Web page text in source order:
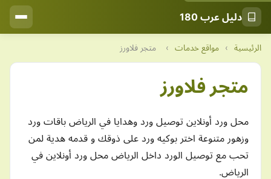
دليل عرب 180
الرئيسية › مواقع خدمات › متجر فلاورز
متجر فلاورز
محل ورد أونلاين توصيل ورد وهدايا في الرياض باقات ورد
وزهور متنوعة اختر بوكيه ورد على ذوقك و قدمه هدية لمن
تحب مع توصيل الورد داخل الرياض محل ورد أونلاين في
الرياض.